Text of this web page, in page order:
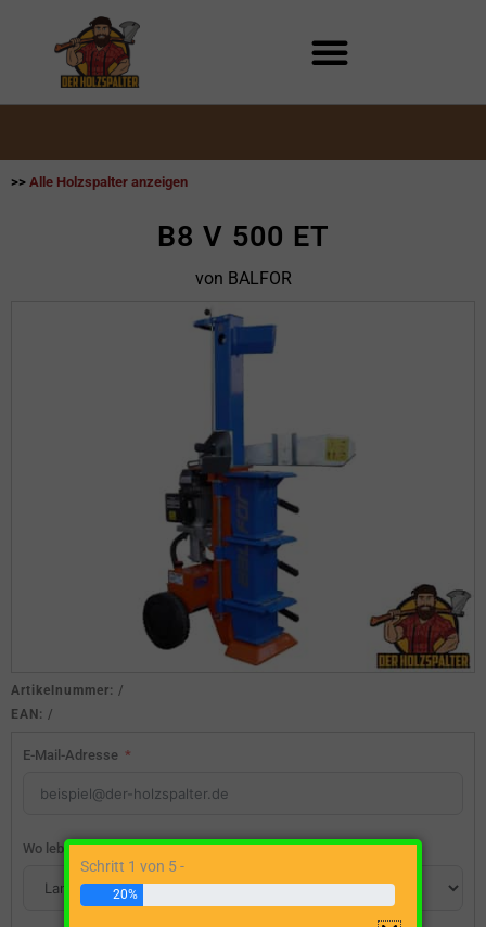
>> Alle Holzspalter anzeigen
B8 V 500 ET
von BALFOR
Artikelnummer: /
EAN: /
E-Mail-Adresse
Wo lebst du?
Schritt 1 von 5 -
20%